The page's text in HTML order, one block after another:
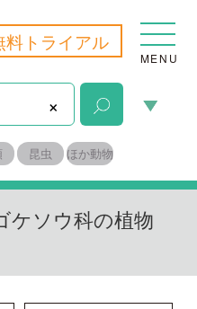
ライアル
MENU
×
ほか動物
ウ科の植物